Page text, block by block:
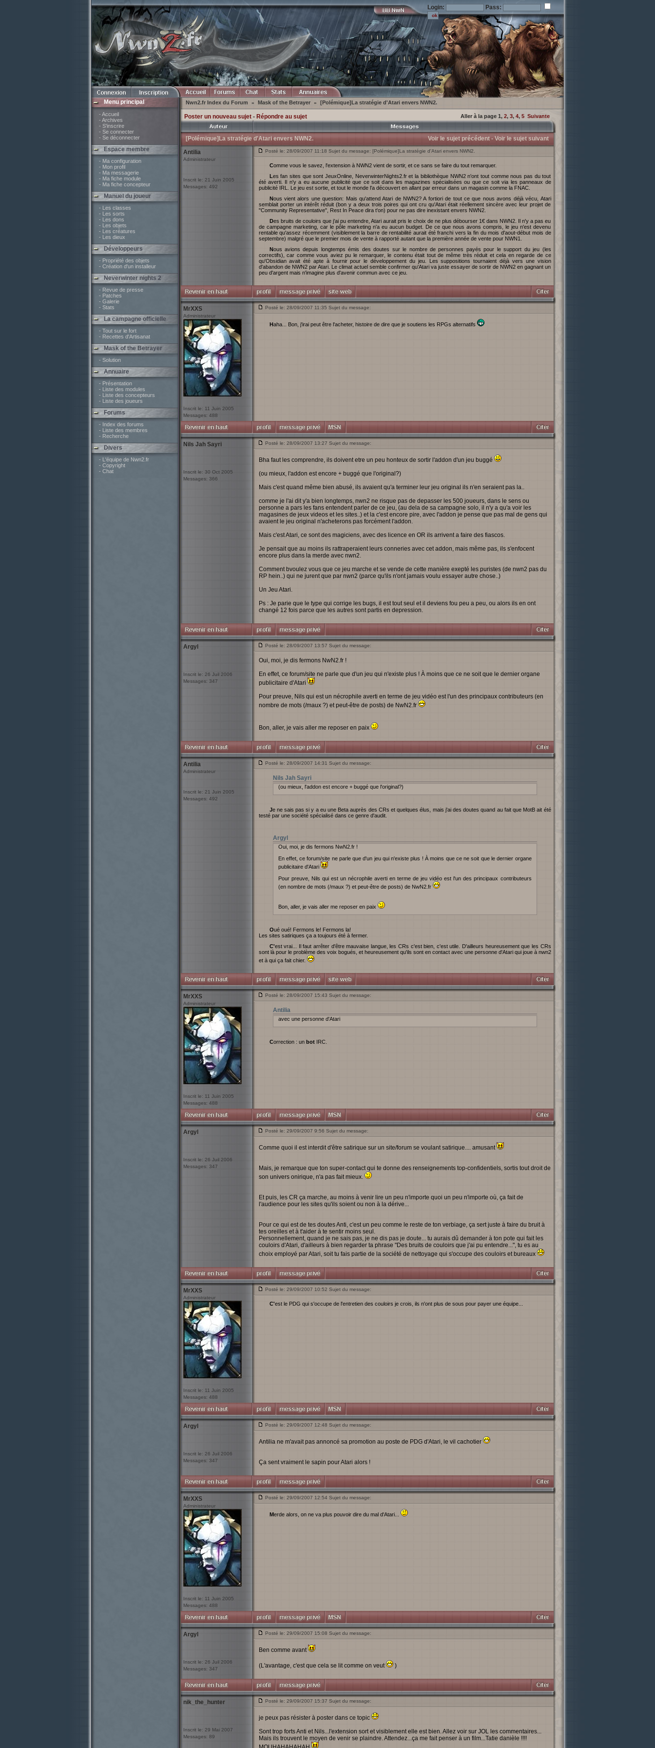
Login: Pass:
Menu principal
- Accueil
- Archives
- S'inscrire
- Se connecter
- Se déconnecter
Espace membre
- Ma configuration
- Mon profil
- Ma messagerie
- Ma fiche module
- Ma fiche concepteur
Manuel du joueur
- Les classes
- Les sorts
- Les dons
- Les objets
- Les créatures
- Les dieux
Développeurs
- Propriété des objets
- Création d'un installeur
Neverwinter nights 2
- Revue de presse
- Patches
- Galerie
- Stats
La campagne officielle
- Tout sur le fort
- Recettes d'Artisanat
Mask of the Betrayer
- Solution
Annuaire
- Présentation
- Liste des modules
- Liste des concepteurs
- Liste des joueurs
Forums
- Index des forums
- Liste des membres
- Recherche
Divers
- L'équipe de Nwn2.fr
- Copyright
- Chat
Nwn2.fr Index du Forum » Mask of the Betrayer » [Polémique]La stratégie d'Atari envers NWN2.
Poster un nouveau sujet- Répondre au sujet Aller à la page 1, 2, 3, 4, 5 Suivante
[Polémique]La stratégie d'Atari envers NWN2. Voir le sujet précédent - Voir le sujet suivant
Antilia
Administrateur
Inscrit le: 21 Juin 2005
Messages: 492
Posté le: 28/09/2007 11:18 Sujet du message: [Polémique]La stratégie d'Atari envers NWN2.
Comme vous le savez, l'extension à NWN2 vient de sortir, et ce sans se faire du tout remarquer.
Les fan sites que sont JeuxOnline, NeverwinterNights2.fr et la bibliothèque NWN2 n'ont tout comme nous pas du tout
été averti. Il n'y a eu aucune publicité que ce soit dans les magazines spécialisées ou que ce soit via les panneaux de
publicité IRL. Le jeu est sortie, et tout le monde l'a découvert en allant par erreur dans un magasin comme la FNAC.
Nous vient alors une question: Mais qu'attend Atari de NWN2? A fortiori de tout ce que nous avons déjà vécu, Atari
semblait porter un intérêt réduit (bon y a deux trois poires qui ont cru qu'Atari était réellement sincère avec leur projet de
"Community Representative", Rest In Peace dira t'on) pour ne pas dire inexistant envers NWN2.
Des bruits de couloirs que j'ai pu entendre, Atari aurait pris le choix de ne plus débourser 1€ dans NWN2. Il n'y a pas eu
de campagne marketing, car le pôle marketing n'a eu aucun budget. De ce que nous avons compris, le jeu n'est devenu
rentable qu'assez récemment (visiblement la barre de rentabilité aurait été franchi vers la fin du mois d'aout-début mois de
septembre) malgré que le premier mois de vente à rapporté autant que la première année de vente pour NWN1.
Nous avions depuis longtemps émis des doutes sur le nombre de personnes payés pour le support du jeu (les
correctifs), car comme vous aviez pu le remarquer, le contenu était tout de même très réduit et cela en regarde de ce
qu'Obsidian avait été apte à fournir pour le développement du jeu. Les suppositions tournaient déjà vers une vision
d'abandon de NWN2 par Atari. Le climat actuel semble confirmer qu'Atari va juste essayer de sortir de NWN2 en gagnant un
peu d'argent mais n'imagine plus d'avenir commun avec ce jeu.
MrXXS
Administrateur
Inscrit le: 11 Juin 2005
Messages: 488
Posté le: 28/09/2007 11:35 Sujet du message:
Haha... Bon, j'irai peut être l'acheter, histoire de dire que je soutiens les RPGs alternatifs
Nils Jah Sayri
Inscrit le: 30 Oct 2005
Messages: 366
Posté le: 28/09/2007 13:27 Sujet du message:
Bha faut les comprendre, ils doivent etre un peu honteux de sortir l'addon d'un jeu buggé
(ou mieux, l'addon est encore + buggé que l'original?)
Mais c'est quand même bien abusé, ils avaient qu'a terminer leur jeu original ils n'en seraient pas la..
comme je l'ai dit y'a bien longtemps, nwn2 ne risque pas de depasser les 500 joueurs, dans le sens ou
personne a pars les fans entendent parler de ce jeu, (au dela de sa campagne solo, il n'y a qu'a voir les
magasines de jeux videos et les sites..) et la c'est encore pire, avec l'addon je pense que pas mal de gens qui
avaient le jeu original n'acheterons pas forcément l'addon.
Mais c'est Atari, ce sont des magiciens, avec des licence en OR ils arrivent a faire des fiascos.
Je pensait que au moins ils rattraperaient leurs conneries avec cet addon, mais même pas, ils s'enfocent
encore plus dans la merde avec nwn2.
Comment bvoulez vous que ce jeu marche et se vende de cette manière exepté les puristes (de nwn2 pas du
RP hein..) qui ne jurent que par nwn2 (parce qu'ils n'ont jamais voulu essayer autre chose..)
Un Jeu Atari.
Ps : Je parie que le type qui corrige les bugs, il est tout seul et il deviens fou peu a peu, ou alors ils en ont
changé 12 fois parce que les autres sont partis en depression.
Argyl
Inscrit le: 26 Juil 2006
Messages: 347
Posté le: 28/09/2007 13:57 Sujet du message:
Oui, moi, je dis fermons NwN2.fr !
En effet, ce forum/site ne parle que d'un jeu qui n'existe plus ! À moins que ce ne soit que le dernier organe
publicitaire d'Atari
Pour preuve, Nils qui est un nécrophile averti en terme de jeu vidéo est l'un des principaux contributeurs (en
nombre de mots (/maux ?) et peut-être de posts) de NwN2.fr
Bon, aller, je vais aller me reposer en paix
Antilia
Administrateur
Inscrit le: 21 Juin 2005
Messages: 492
Posté le: 28/09/2007 14:31 Sujet du message:
Nils Jah Sayri
(ou mieux, l'addon est encore + buggé que l'original?)
Je ne sais pas si y a eu une Beta auprès des CRs et quelques élus, mais j'ai des doutes quand au fait que MotB ait été
testé par une société spécialisé dans ce genre d'audit.
Argyl
Oui, moi, je dis fermons NwN2.fr !
En effet, ce forum/site ne parle que d'un jeu qui n'existe plus ! À moins que ce ne soit que le dernier organe
publicitaire d'Atari
Pour preuve, Nils qui est un nécrophile averti en terme de jeu vidéo est l'un des principaux contributeurs
(en nombre de mots (/maux ?) et peut-être de posts) de NwN2.fr
Bon, aller, je vais aller me reposer en paix
Oué oué! Fermons le! Fermons la!
Les sites satiriques ça a toujours été à fermer.
C'est vrai... Il faut arrêter d'être mauvaise langue, les CRs c'est bien, c'est utile. D'ailleurs heureusement que les CRs
sont là pour le problème des voix bogués, et heureusement qu'ils sont en contact avec une personne d'Atari qui joue à nwn2
et à qui ça fait chier.
MrXXS
Administrateur
Inscrit le: 11 Juin 2005
Messages: 488
Posté le: 28/09/2007 15:43 Sujet du message:
Antilia
avec une personne d'Atari
Correction : un botIRC.
Argyl
Inscrit le: 26 Juil 2006
Messages: 347
Posté le: 29/09/2007 9:56 Sujet du message:
Comme quoi il est interdit d'être satirique sur un site/forum se voulant satirique.... amusant
Mais, je remarque que ton super-contact qui te donne des renseignements top-confidentiels, sortis tout droit de
son univers onirique, n'a pas fait mieux.
Et puis, les CR ça marche, au moins à venir lire un peu n'importe quoi un peu n'importe où, ça fait de
l'audience pour les sites qu'ils soient ou non à la dérive...
Pour ce qui est de tes doutes Anti, c'est un peu comme le reste de ton verbiage, ça sert juste à faire du bruit à
tes oreilles et à t'aider à te sentir moins seul.
Personnellement, quand je ne sais pas, je ne dis pas je doute... tu aurais dû demander à ton pote qui fait les
couloirs d'Atari, d'ailleurs à bien regarder ta phrase "Des bruits de couloirs que j'ai pu entendre...", tu es au
choix employé par Atari, soit tu fais partie de la société de nettoyage qui s'occupe des couloirs et bureaux
MrXXS
Administrateur
Inscrit le: 11 Juin 2005
Messages: 488
Posté le: 29/09/2007 10:52 Sujet du message:
C'est le PDG qui s'occupe de l'entretien des couloirs je crois, ils n'ont plus de sous pour payer une équipe...
Argyl
Inscrit le: 26 Juil 2006
Messages: 347
Posté le: 29/09/2007 12:48 Sujet du message:
Antilia ne m'avait pas annoncé sa promotion au poste de PDG d'Atari, le vil cachotier
Ça sent vraiment le sapin pour Atari alors !
MrXXS
Administrateur
Inscrit le: 11 Juin 2005
Messages: 488
Posté le: 29/09/2007 12:54 Sujet du message:
Merde alors, on ne va plus pouvoir dire du mal d'Atari...
Argyl
Inscrit le: 26 Juil 2006
Messages: 347
Posté le: 29/09/2007 15:08 Sujet du message:
Ben comme avant
(L'avantage, c'est que cela se lit comme on veut )
nik_the_hunter
Inscrit le: 29 Mai 2007
Messages: 89
Posté le: 29/09/2007 15:37 Sujet du message:
je peux pas résister à poster dans ce topic
Sont trop forts Anti et Nils...l'extension sort et visiblement elle est bien. Allez voir sur JOL les commentaires...
Mais ils trouvent le moyen de venir se plaindre. Attendez...ça me fait penser à un film...Tatie danièle !!!!